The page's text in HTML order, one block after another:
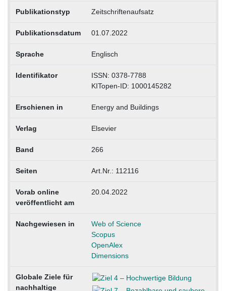
Publikationstyp Zeitschriftenaufsatz
Publikationsdatum 01.07.2022
Sprache Englisch
Identifikator
ISSN: 0378-7788
KITopen-ID: 1000145282
Erschienen in Energy and Buildings
Verlag Elsevier
Band 266
Seiten Art.Nr.: 112116
Vorab online
veröffentlicht am
20.04.2022
Nachgewiesen in
Web of Science
Scopus
OpenAlex
Dimensions
Globale Ziele für
nachhaltige